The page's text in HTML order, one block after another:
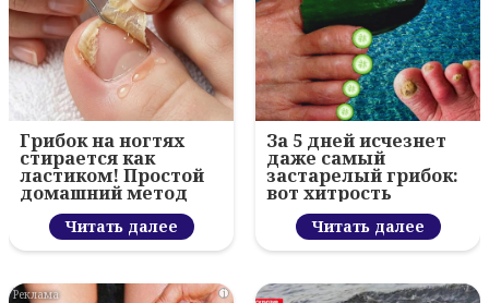
Грибок на ногтях
стирается как
ластиком! Простой
домашний метод
Читать далее
За 5 дней исчезнет
даже самый
застарелый грибок:
вот хитрость
Читать далее
i